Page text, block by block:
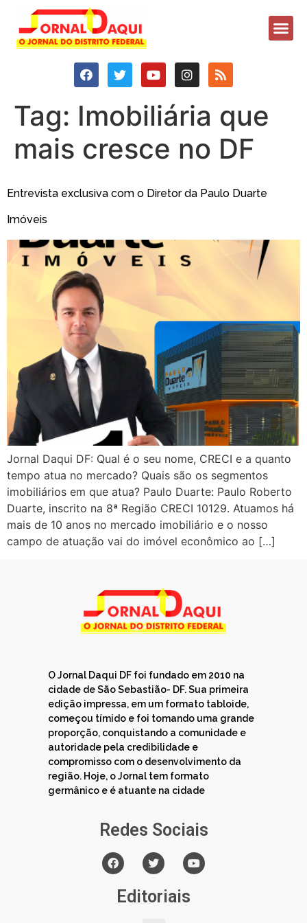
Tag: Imobiliária que
mais cresce no DF
Entrevista exclusiva com o Diretor da Paulo Duarte
Imóveis
Jornal Daqui DF: Qual é o seu nome, CRECI e a quanto
tempo atua no mercado? Quais são os segmentos
imobiliários em que atua? Paulo Duarte: Paulo Roberto
Duarte, inscrito na 8ª Região CRECI 10129. Atuamos há
mais de 10 anos no mercado imobiliário e o nosso
campo de atuação vai do imóvel econômico ao […]
O Jornal Daqui DF foi fundado em 2010 na
cidade de São Sebastião- DF. Sua primeira
edição impressa, em um formato tabloide,
começou tímido e foi tomando uma grande
proporção, conquistando a comunidade e
autoridade pela credibilidade e
compromisso com o desenvolvimento da
região. Hoje, o Jornal tem formato
germânico e é atuante na cidade
Redes Sociais
Editoriais